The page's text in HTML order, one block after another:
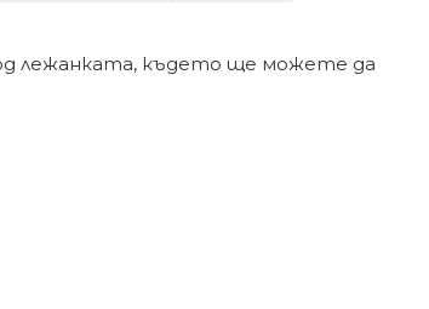
лежанката, където ще можете да